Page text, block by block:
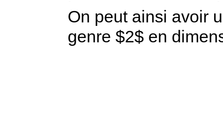
On peut ainsi avoir
genre $2$ en